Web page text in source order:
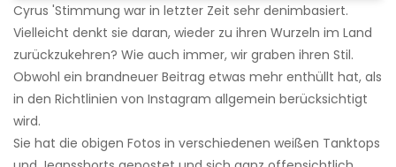
Cyrus 'Stimmung war in letzter Zeit sehr denimbasiert.
Vielleicht denkt sie daran, wieder zu ihren Wurzeln im Land
zurückzukehren? Wie auch immer, wir graben ihren Stil.
Obwohl ein brandneuer Beitrag etwas mehr enthüllt hat, als
in den Richtlinien von Instagram allgemein berücksichtigt
wird.
Sie hat die obigen Fotos in verschiedenen weißen Tanktops